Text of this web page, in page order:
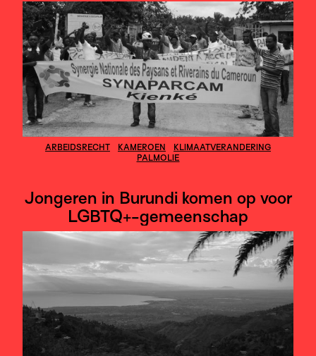
ARBEIDSRECHT KAMEROEN
KLIMAATVERANDERING
PALMOLIE
Jongeren in Burundi komen op voor
LGBTQ+-gemeenschap